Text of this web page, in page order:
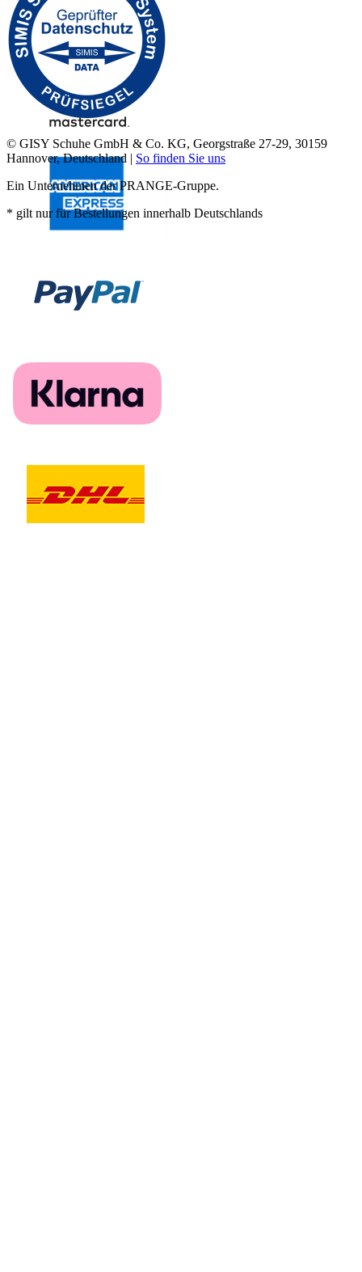
© GISY Schuhe GmbH & Co. KG, Georgstraße 27-29, 30159
Hannover, Deutschland | So finden Sie uns
Ein Unternehmen der PRANGE-Gruppe.
* gilt nur für Bestellungen innerhalb Deutschlands